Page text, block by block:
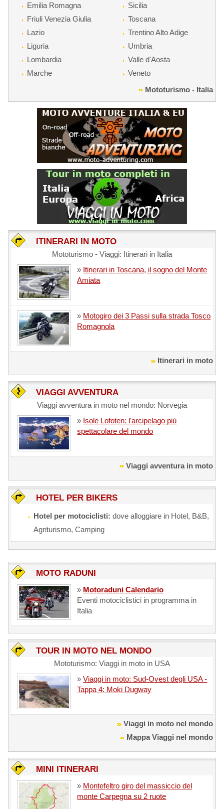
Emilia Romagna
Friuli Venezia Giulia
Lazio
Liguria
Lombardia
Marche
Sicilia
Toscana
Trentino Alto Adige
Umbria
Valle d'Aosta
Veneto
Mototurismo - Italia
ITINERARI IN MOTO
Mototurismo - Viaggi: Itinerari in Italia
» Itinerari in Toscana, il sogno del Monte
Amiata
» Motogiro dei 3 Passi sulla strada Tosco
Romagnola
Itinerari in moto
VIAGGI AVVENTURA
Viaggi avventura in moto nel mondo: Norvegia
» Isole Lofoten: l'arcipelago più
spettacolare del mondo
Viaggi avventura in moto
HOTEL PER BIKERS
Hotel per motociclisti: dove alloggiare in Hotel, B&B,
Agriturismo, Camping
MOTO RADUNI
» Motoraduni Calendario
Eventi motociclistici in programma in
Italia
TOUR IN MOTO NEL MONDO
Mototurismo: Viaggi in moto in USA
»Viaggi in moto: Sud-Ovest degli USA -
Tappa 4: Moki Dugway
Viaggi in moto nel mondo
Mappa Viaggi nel mondo
MINI ITINERARI
» Montefeltro giro del massiccio del
monte Carpegna su 2 ruote